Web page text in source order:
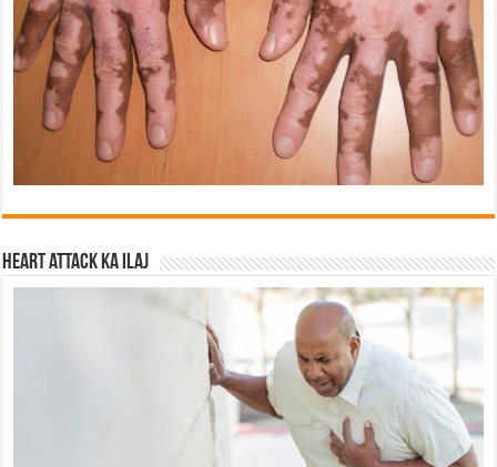
Heart attack ka ilaj